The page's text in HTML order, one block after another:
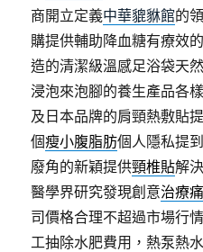
商開立定義中華貔貅館的
購提供輔助降血糖有療效的
造的清潔級溫感足浴袋天
浸泡來泡腳的養生產品各
及日本品牌的肩頸熱敷貼
個瘦小腹脂肪個人隱私提
廢角的新穎提供頸椎貼解
醫學界研究發現創意治療
司價格合理不超過市場行
工抽除水肥費用，熱泵熱